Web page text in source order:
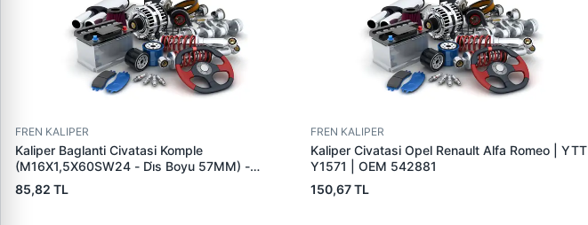
FREN KALIPER
Kaliper Baglanti Civatasi Komple
(M16X1,5X60SW24 - Di̇s Boyu 57MM) -
Mercedes-Benz | BESEL BKC 1660 | OEM
BESEL 1660
85,82 TL
FREN KALIPER
Kaliper Civatasi Opel Renault Alfa Romeo | YTT
Y1571 | OEM 542881
150,67 TL